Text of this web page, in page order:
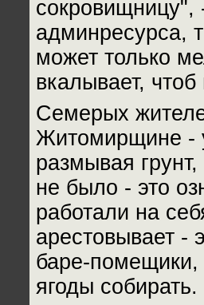
сокровищницу",
админресурса,
может только
вкалывает,
Семерых
Житомирщине -
размывая
не было - это
работали на
арестовывает -
баре-помещики,
ягоды собирать.